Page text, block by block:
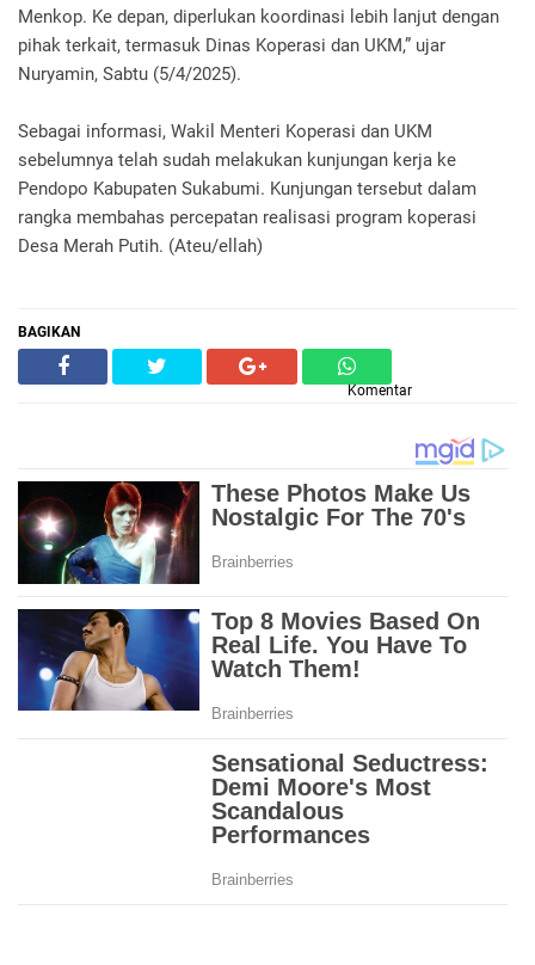
Menkop. Ke depan, diperlukan koordinasi lebih lanjut dengan
pihak terkait, termasuk Dinas Koperasi dan UKM,” ujar
Nuryamin, Sabtu (5/4/2025).
Sebagai informasi, Wakil Menteri Koperasi dan UKM
sebelumnya telah sudah melakukan kunjungan kerja ke
Pendopo Kabupaten Sukabumi. Kunjungan tersebut dalam
rangka membahas percepatan realisasi program koperasi
Desa Merah Putih. (Ateu/ellah)
BAGIKAN
Komentar